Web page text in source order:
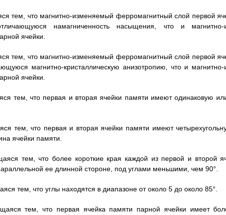
тем, что магнитно-изменяемый ферромагнитный слой первой
намагниченность насыщения, что и магнитно-
ячейки.
тем, что магнитно-изменяемый ферромагнитный слой первой
магнитно-кристаллическую анизотропию, что и
ячейки.
тем, что первая и вторая ячейки памяти имеют одинаковую
тем, что первая и вторая ячейки памяти имеют
ячейки памяти.
тем, что более короткие края каждой из первой и второй
ее длинной стороне, под углами меньшими, чем 90°.
тем, что углы находятся в диапазоне от около 5 до около 85°.
тем, что первая ячейка памяти парной ячейки имеет